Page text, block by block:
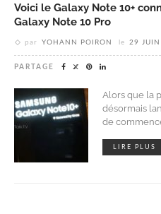
Voici le Galaxy Note 10+
Galaxy Note 10 Pro
par YOHANN POIRON le 29
PARTAGE
Alors que la
désormais
de
LIRE PLUS